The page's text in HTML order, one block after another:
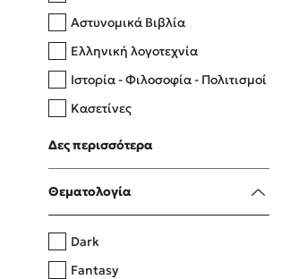
Δανάη Δεληγεώργη
Πάνω, κάτω, μπροστά, πίσω
Η μέθοδος Αφήστε τους
Αστυνομικά Βιβλία
Ελληνική λογοτεχνία
Ιστορία - Φιλοσοφία - Πολιτισμοί
Κασετίνες
Λευκώματα - Έγχρωμοι οδηγοί
Μαγειρική
Δες περισσότερα
Θεματολογία
Dark
Fantasy